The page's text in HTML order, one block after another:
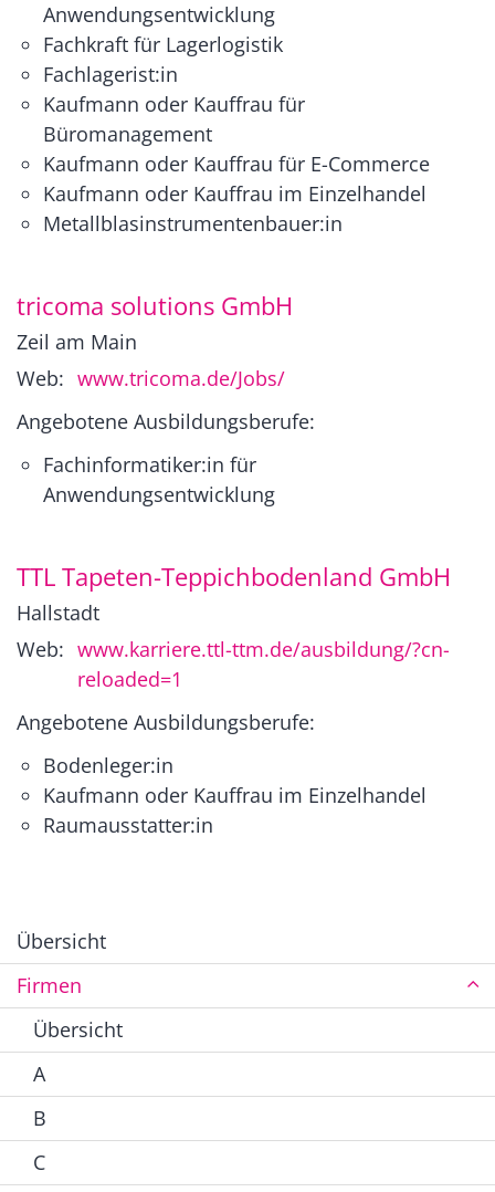
Anwendungsentwicklung
Fachkraft für Lagerlogistik
Fachlagerist:in
Kaufmann oder Kauffrau für
Büromanagement
Kaufmann oder Kauffrau für E-Commerce
Kaufmann oder Kauffrau im Einzelhandel
Metallblasinstrumentenbauer:in
tricoma solutions GmbH
Zeil am Main
Web: www.tricoma.de/Jobs/
Angebotene Ausbildungsberufe:
Fachinformatiker:in für
Anwendungsentwicklung
TTL Tapeten-Teppichbodenland GmbH
Hallstadt
Web: www.karriere.ttl-ttm.de/ausbildung/?cn-
reloaded=1
Angebotene Ausbildungsberufe:
Bodenleger:in
Kaufmann oder Kauffrau im Einzelhandel
Raumausstatter:in
Übersicht
Firmen
Übersicht
A
B
C